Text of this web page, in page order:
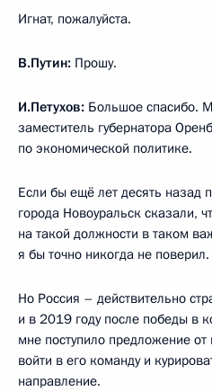
Игнат, пожалуйста.
В.Путин: Прошу.
И.Петухов: Большое спасибо.
заместитель губернатора
по экономической политике.
Если бы ещё лет десять назад
города Новоуральск сказали,
на такой должности в таком
я бы точно никогда не поверил.
Но Россия – действительно
и в 2019 году после победы в
мне поступило предложение
войти в его команду и
направление.